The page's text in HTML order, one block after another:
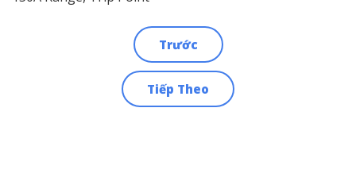
Trước
Tiếp Theo